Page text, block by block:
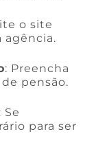
o site
agência.
: Preencha
pensão.
: Se
para ser